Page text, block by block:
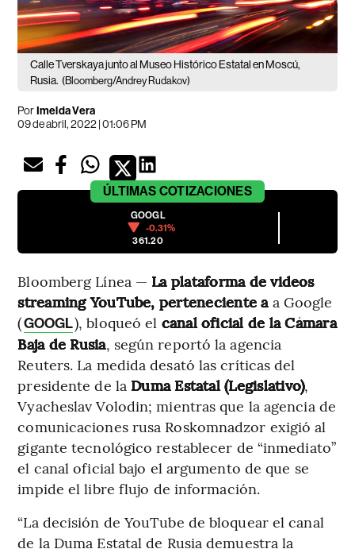
Calle Tverskaya junto al Museo Histórico Estatal en Moscú,
Rusia. (Bloomberg/Andrey Rudakov)
PorImelda Vera
09 de abril, 2022 | 01:06 PM
ÚLTIMAS COTIZACIONES
GOOGL
-0.31%
361.20
Bloomberg Línea — La plataforma de videos
streaming YouTube, perteneciente a a Google
(GOOGL), bloqueó el canal oficial de la Cámara
Baja de Rusia, según reportó la agencia
Reuters. La medida desató las críticas del
presidente de la Duma Estatal (Legislativo),
Vyacheslav Volodin; mientras que la agencia de
comunicaciones rusa Roskomnadzor exigió al
gigante tecnológico restablecer de “inmediato”
el canal oficial bajo el argumento de que se
impide el libre flujo de información.
“La decisión de YouTube de bloquear el canal
de la Duma Estatal de Rusia demuestra la